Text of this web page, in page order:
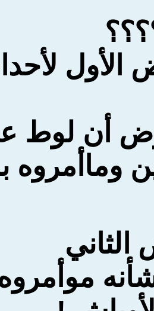
الأول
أن لوط
وما أمروه
الثاني
م